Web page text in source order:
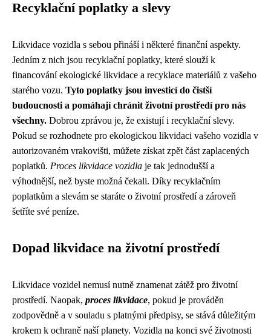
Recyklační poplatky a slevy
Likvidace vozidla s sebou přináší i některé finanční aspekty.
Jedním z nich jsou recyklační poplatky, které slouží k
financování ekologické likvidace a recyklace materiálů z vašeho
starého vozu. Tyto poplatky jsou investicí do čistší
budoucnosti a pomáhají chránit životní prostředí pro nás
všechny. Dobrou zprávou je, že existují i recyklační slevy.
Pokud se rozhodnete pro ekologickou likvidaci vašeho vozidla v
autorizovaném vrakovišti, můžete získat zpět část zaplacených
poplatků. Proces likvidace vozidla je tak jednodušší a
výhodnější, než byste možná čekali. Díky recyklačním
poplatkům a slevám se staráte o životní prostředí a zároveň
šetříte své peníze.
Dopad likvidace na životní prostředí
Likvidace vozidel nemusí nutně znamenat zátěž pro životní
prostředí. Naopak, proces likvidace, pokud je prováděn
zodpovědně a v souladu s platnými předpisy, se stává důležitým
krokem k ochraně naší planety. Vozidla na konci své životnosti